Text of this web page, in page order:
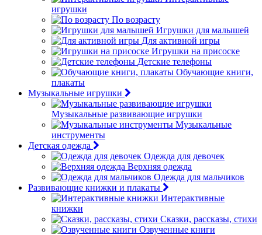
игрушки
По возрасту
Игрушки для малышей
Для активной игры
Игрушки на присоске
Детские телефоны
Обучающие книги,
плакаты
Музыкальные игрушки
Музыкальные развивающие игрушки
Музыкальные
инструменты
Детская одежда
Одежда для девочек
Верхняя одежда
Одежда для мальчиков
Развивающие книжки и плакаты
Интерактивные
книжки
Сказки, рассказы, стихи
Озвученные книги